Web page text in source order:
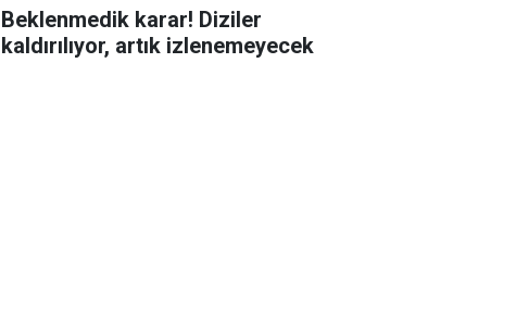
Beklenmedik karar! Diziler
kaldırılıyor, artık izlenemeyecek